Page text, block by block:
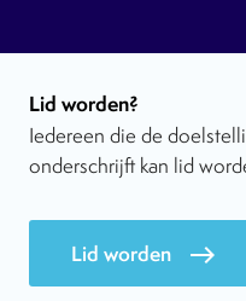
Lid worden?
Iedereen die de
onderschrijft kan lid
Lid worden east